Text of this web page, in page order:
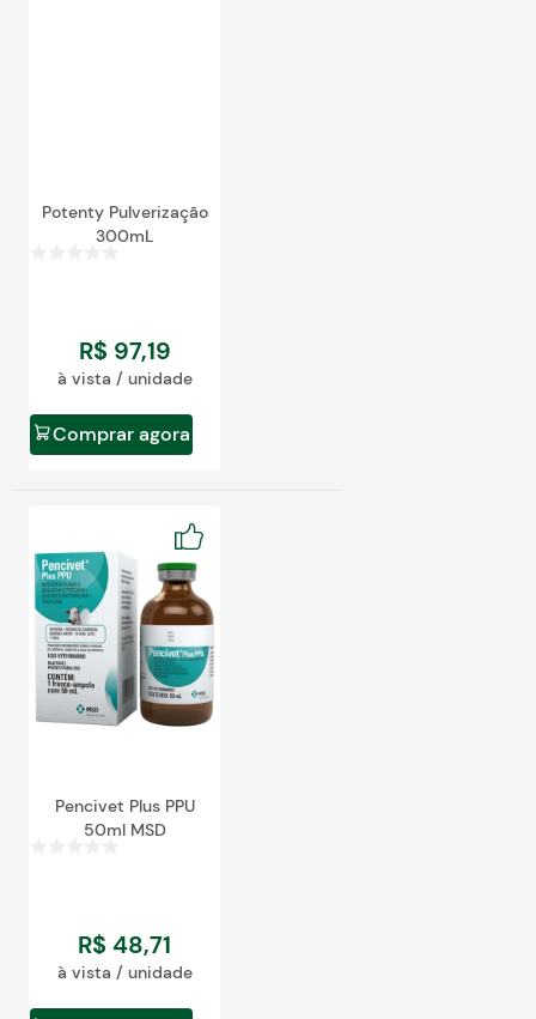
Potenty Pulverização
300mL
R$ 97,19
à vista / unidade
Comprar agora
Pencivet Plus PPU
50ml MSD
R$ 48,71
à vista / unidade